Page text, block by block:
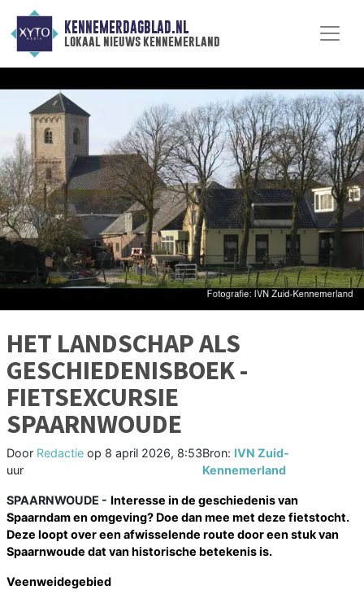
KENNEMERDAGBLAD.NL
lokaal nieuws kennemerland
HET LANDSCHAP ALS
GESCHIEDENISBOEK -
FIETSEXCURSIE
SPAARNWOUDE
Door Redactie op 8 april 2026, 8:53
uur
Bron: IVN Zuid-
Kennemerland
SPAARNWOUDE - Interesse in de geschiedenis van
Spaarndam en omgeving? Doe dan mee met deze fietstocht.
Deze loopt over een afwisselende route door een stuk van
Spaarnwoude dat van historische betekenis is.
Veenweidegebied